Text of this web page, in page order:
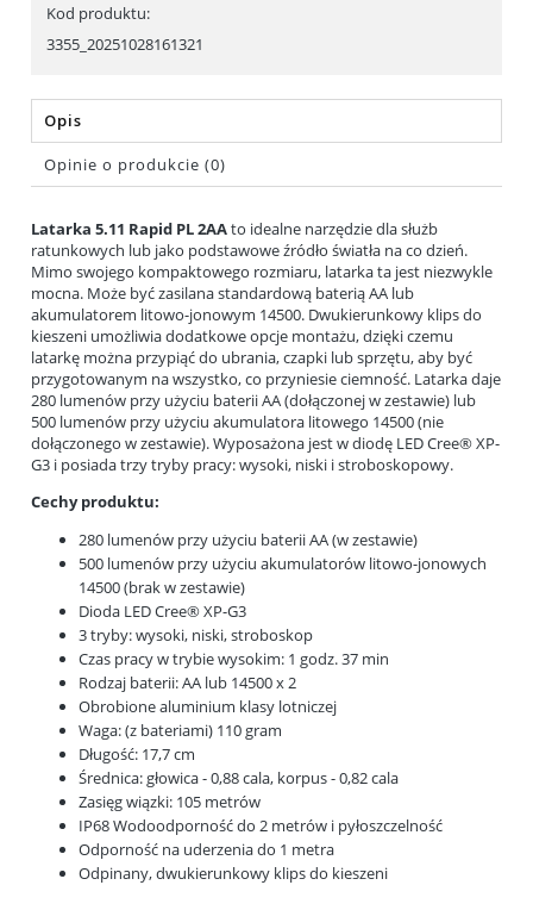
Kod produktu:
3355_20251028161321
Opis
Opinie o produkcie (0)
Latarka 5.11 Rapid PL 2AAto idealne narzędzie dla służb
ratunkowych lub jako podstawowe źródło światła na co dzień.
Mimo swojego kompaktowego rozmiaru, latarka ta jest niezwykle
mocna. Może być zasilana standardową baterią AA lub
akumulatorem litowo-jonowym 14500. Dwukierunkowy klips do
kieszeni umożliwia dodatkowe opcje montażu, dzięki czemu
latarkę można przypiąć do ubrania, czapki lub sprzętu, aby być
przygotowanym na wszystko, co przyniesie ciemność. Latarka daje
280 lumenów przy użyciu baterii AA (dołączonej w zestawie) lub
500 lumenów przy użyciu akumulatora litowego 14500 (nie
dołączonego w zestawie). Wyposażona jest w diodę LED Cree® XP-
G3 i posiada trzy tryby pracy: wysoki, niski i stroboskopowy.
Cechy produktu:
280 lumenów przy użyciu baterii AA (w zestawie)
500 lumenów przy użyciu akumulatorów litowo-jonowych
14500 (brak w zestawie)
Dioda LED Cree® XP-G3
3 tryby: wysoki, niski, stroboskop
Czas pracy w trybie wysokim: 1 godz. 37 min
Rodzaj baterii: AA lub 14500 x 2
Obrobione aluminium klasy lotniczej
Waga: (z bateriami) 110 gram
Długość: 17,7 cm
Średnica: głowica - 0,88 cala, korpus - 0,82 cala
Zasięg wiązki: 105 metrów
IP68 Wodoodporność do 2 metrów i pyłoszczelność
Odporność na uderzenia do 1 metra
Odpinany, dwukierunkowy klips do kieszeni